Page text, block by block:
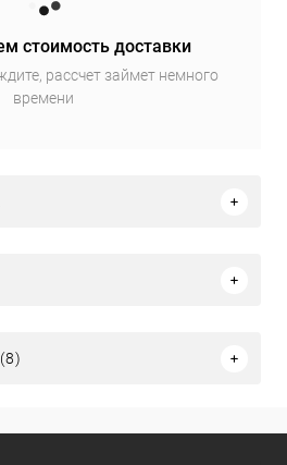
стоимость доставки
рассчет займет немного
времени